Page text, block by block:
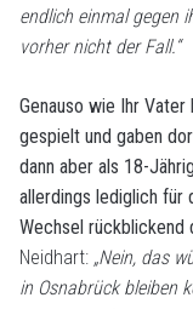
endlich einmal gegen
vorher nicht der Fall.“
Genauso wie Ihr
gespielt und gaben
dann aber als 18-
allerdings lediglich für
Wechsel rückblickend
Neidhart: „Nein, das
in Osnabrück bleiben